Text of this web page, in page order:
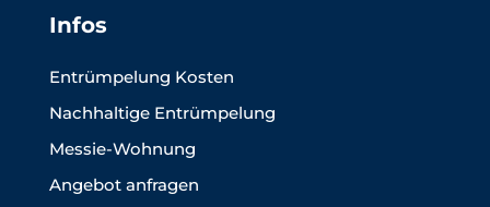
Infos
Entrümpelung Kosten
Nachhaltige Entrümpelung
Messie-Wohnung
Angebot anfragen